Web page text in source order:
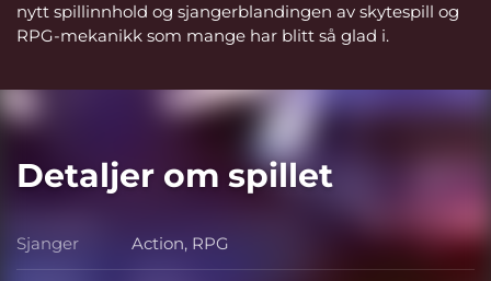
nytt spillinnhold og sjangerblandingen av skytespill og
RPG-mekanikk som mange har blitt så glad i.
Detaljer om spillet
Sjanger Sjanger
Action, RPG